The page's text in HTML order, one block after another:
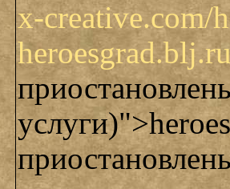
x-creative.com/